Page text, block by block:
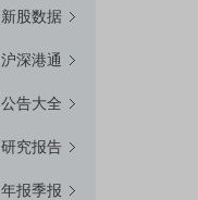
新股数据
沪深港通
公告大全
研究报告
年报季报